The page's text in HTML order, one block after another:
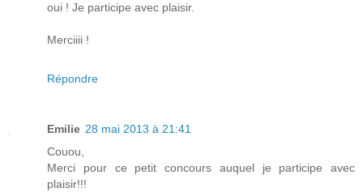
oui ! Je participe avec plaisir.
Merciiii !
Répondre
Emilie 28 mai 2013 à 21:41
Couou,
Merci pour ce petit concours auquel je participe avec
plaisir!!!